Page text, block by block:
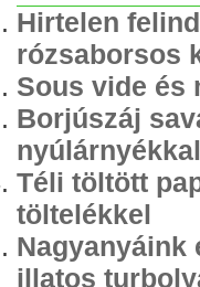
Hirtelen
rózsaborsos
Sous vide és
Borjúszáj
Téli töltött
töltelékkel
Nagyanyáink
illatos